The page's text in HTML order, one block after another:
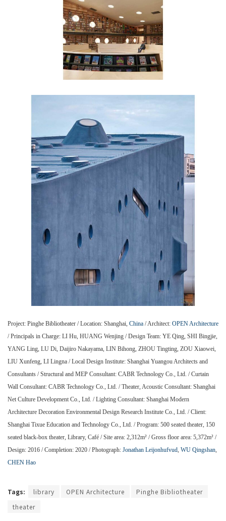
Project: Pinghe Bibliotheater / Location: Shanghai, China / Architect: OPEN Architecture
/ Principals in Charge: LI Hu, HUANG Wenjing / Design Team: YE Qing, SHI Bingjie,
YANG Ling, LU Di, Daijiro Nakayama, LIN Bihong, ZHOU Tingting, ZOU Xiaowei,
LIU Xunfeng, LI Lingna / Local Design Institute: Shanghai Yuangou Architects and
Consultants / Structural and MEP Consultant: CABR Technology Co., Ltd. / Curtain
Wall Consultant: CABR Technology Co., Ltd. / Theater, Acoustic Consultant: Shanghai
Net Culture Development Co., Ltd. / Lighting Consultant: Shanghai Modern
Architecture Decoration Environmental Design Research Institute Co., Ltd. / Client:
Shanghai Tixue Education and Technology Co., Ltd. / Program: 500 seated theater, 150
seated black-box theater, Library, Café / Site area: 2,312m² / Gross floor area: 5,372m² /
Design: 2016 / Completion: 2020 / Photograph: Jonathan Leijonhufvud, WU Qingshan,
CHEN Hao
Tags: library OPEN Architecture
Pinghe Bibliotheater
theater